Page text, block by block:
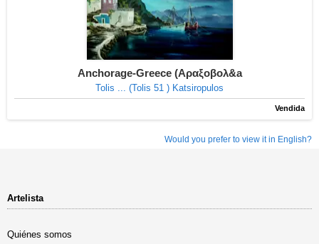
Anchorage-Greece (Αραξοβολ&a
Tolis ... (Tolis 51 ) Katsiropulos
Vendida
Would you prefer to view it in English?
Artelista
Quiénes somos